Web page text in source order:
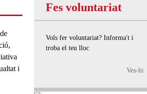
i
Fes voluntariat
Vols fer voluntariat? Informa't i
troba el teu lloc
Ves-hi